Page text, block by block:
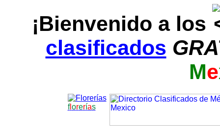
¡Bienvenido a los
clasificados
Me
florerías